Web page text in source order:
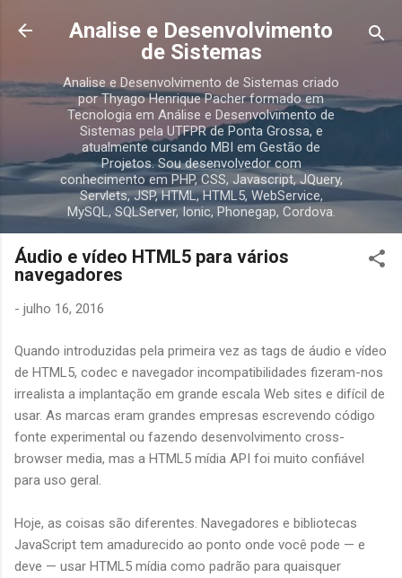
Pular para o conteúdo principal
Analise e Desenvolvimento
de Sistemas
Analise e Desenvolvimento de Sistemas criado
por Thyago Henrique Pacher formado em
Tecnologia em Análise e Desenvolvimento de
Sistemas pela UTFPR de Ponta Grossa, e
atualmente cursando MBI em Gestão de
Projetos. Sou desenvolvedor com
conhecimento em PHP, CSS, Javascript, JQuery,
Servlets, JSP, HTML, HTML5, WebService,
MySQL, SQLServer, Ionic, Phonegap, Cordova.
Áudio e vídeo HTML5 para vários
navegadores
- julho 16, 2016
Quando introduzidas pela primeira vez as tags de áudio e vídeo
de HTML5, codec e navegador incompatibilidades fizeram-nos
irrealista a implantação em grande escala Web sites e difícil de
usar. As marcas eram grandes empresas escrevendo código
fonte experimental ou fazendo desenvolvimento cross-
browser media, mas a HTML5 mídia API foi muito confiável
para uso geral.
Hoje, as coisas são diferentes. Navegadores e bibliotecas
JavaScript tem amadurecido ao ponto onde você pode — e
deve — usar HTML5 mídia como padrão para quaisquer